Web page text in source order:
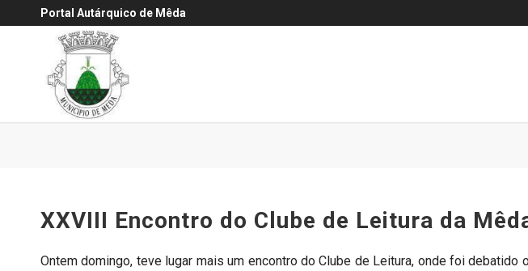
Portal Autárquico de Mêda
XXVIII Encontro do Clube de Leitura da
Ontem domingo, teve lugar mais um encontro do Clube de Leitura, onde foi debatido